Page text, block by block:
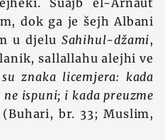
Šuajb el-Arnaut
dok ga je šejh Albani
u djelu Sahihul-džami,
sallallahu alejhi ve
znaka licemjera: kada
ne ispuni; i kada preuzme
(Buhari, br. 33; Muslim,